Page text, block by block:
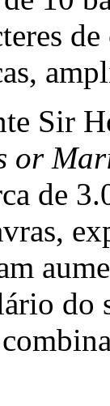
Sir
or
de
do